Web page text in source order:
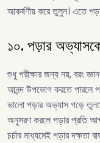
আকর্ষণীয় করে তুলুন। এতে
১০. পড়ার
শুধু পরীক্ষার জন্য নয়, বরং
আনন্দ উপভোগ করতে পারলে
ভালো পড়ার অভ্যাস গড়ে
অনুসরণ করলে পড়ার প্রতি
চর্চার মাধ্যমেই পড়ার দক্ষতা